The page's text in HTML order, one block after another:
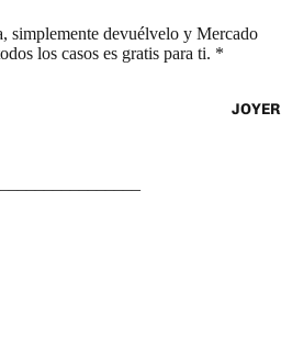
simplemente devuélvelo y Mercado
los casos es gratis para ti. *